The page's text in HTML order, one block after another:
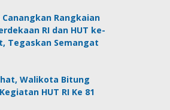
Canangkan Rangkaian
RI dan HUT ke-
Tegaskan Semangat
Walikota Bitung
HUT RI Ke 81